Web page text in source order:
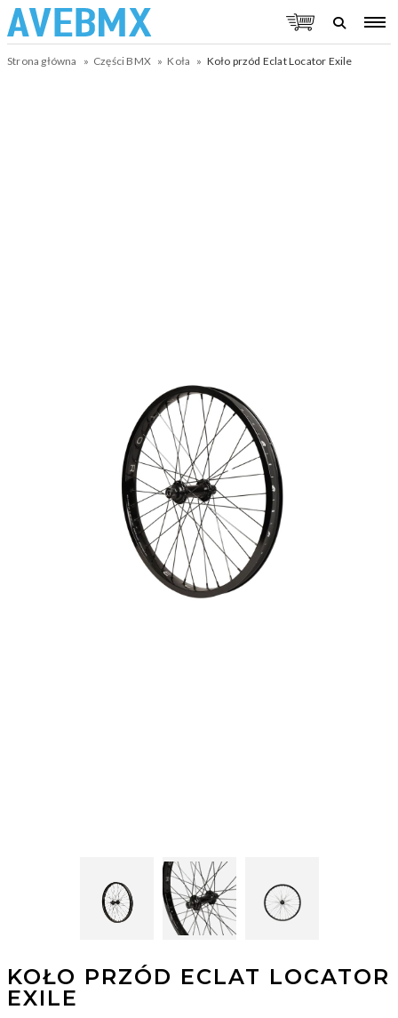
Strona główna Części BMX Koła Koło przód Eclat Locator Exile
KOŁO PRZÓD ECLAT LOCATOR
EXILE